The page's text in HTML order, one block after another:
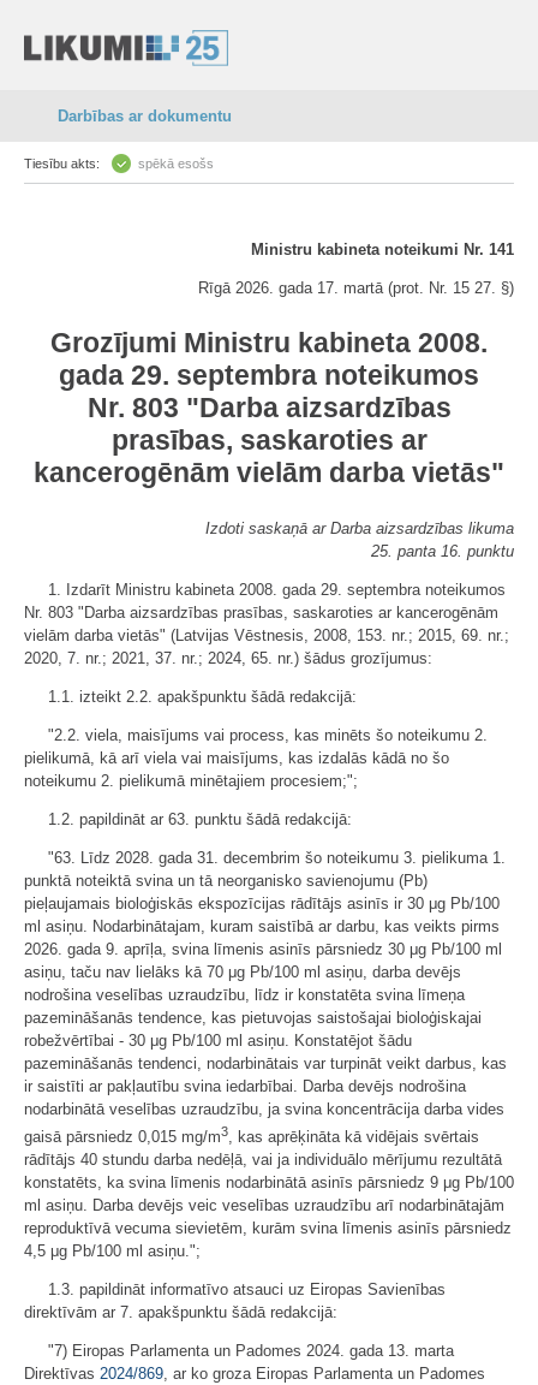
Darbības ar dokumentu
Tiesību akts: spēkā esošs
Ministru kabineta noteikumi Nr. 141
Rīgā 2026. gada 17. martā (prot. Nr. 15 27. §)
Grozījumi Ministru kabineta 2008.
gada 29. septembra noteikumos
Nr. 803 "Darba aizsardzības
prasības, saskaroties ar
kancerogēnām vielām darba vietās"
Izdoti saskaņā ar Darba aizsardzības likuma
25. panta 16. punktu
1. Izdarīt Ministru kabineta 2008. gada 29. septembra noteikumos
Nr. 803 "Darba aizsardzības prasības, saskaroties ar kancerogēnām
vielām darba vietās" (Latvijas Vēstnesis, 2008, 153. nr.; 2015, 69. nr.;
2020, 7. nr.; 2021, 37. nr.; 2024, 65. nr.) šādus grozījumus:
1.1. izteikt 2.2. apakšpunktu šādā redakcijā:
"2.2. viela, maisījums vai process, kas minēts šo noteikumu 2.
pielikumā, kā arī viela vai maisījums, kas izdalās kādā no šo
noteikumu 2. pielikumā minētajiem procesiem;";
1.2. papildināt ar 63. punktu šādā redakcijā:
"63. Līdz 2028. gada 31. decembrim šo noteikumu 3. pielikuma 1.
punktā noteiktā svina un tā neorganisko savienojumu (Pb)
pieļaujamais bioloģiskās ekspozīcijas rādītājs asinīs ir 30 μg Pb/100
ml asiņu. Nodarbinātajam, kuram saistībā ar darbu, kas veikts pirms
2026. gada 9. aprīļa, svina līmenis asinīs pārsniedz 30 μg Pb/100 ml
asiņu, taču nav lielāks kā 70 μg Pb/100 ml asiņu, darba devējs
nodrošina veselības uzraudzību, līdz ir konstatēta svina līmeņa
pazemināšanās tendence, kas pietuvojas saistošajai bioloģiskajai
robežvērtībai - 30 μg Pb/100 ml asiņu. Konstatējot šādu
pazemināšanās tendenci, nodarbinātais var turpināt veikt darbus, kas
ir saistīti ar pakļautību svina iedarbībai. Darba devējs nodrošina
nodarbinātā veselības uzraudzību, ja svina koncentrācija darba vides
gaisā pārsniedz 0,015 mg/m3, kas aprēķināta kā vidējais svērtais
rādītājs 40 stundu darba nedēļā, vai ja individuālo mērījumu rezultātā
konstatēts, ka svina līmenis nodarbinātā asinīs pārsniedz 9 μg Pb/100
ml asiņu. Darba devējs veic veselības uzraudzību arī nodarbinātajām
reproduktīvā vecuma sievietēm, kurām svina līmenis asinīs pārsniedz
4,5 μg Pb/100 ml asiņu.";
1.3. papildināt informatīvo atsauci uz Eiropas Savienības
direktīvām ar 7. apakšpunktu šādā redakcijā:
"7) Eiropas Parlamenta un Padomes 2024. gada 13. marta
Direktīvas 2024/869, ar ko groza Eiropas Parlamenta un Padomes